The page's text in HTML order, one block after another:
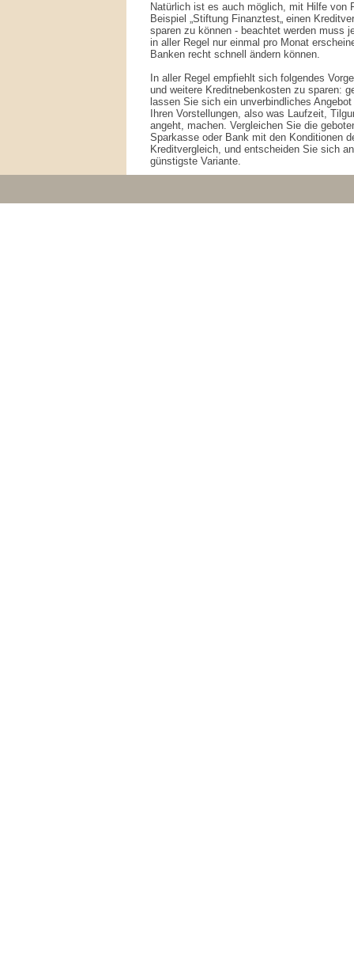
Natürlich ist es auch möglich, mit Hilfe von
Beispiel „Stiftung Finanztest„ einen
sparen zu können - beachtet werden muss
in aller Regel nur einmal pro Monat
Banken recht schnell ändern können.
In aller Regel empfiehlt sich folgendes
und weitere Kreditnebenkosten zu sparen:
lassen Sie sich ein unverbindliches
Ihren Vorstellungen, also was Laufzeit,
angeht, machen. Vergleichen Sie die
Sparkasse oder Bank mit den Konditionen
Kreditvergleich, und entscheiden Sie sich
günstigste Variante.